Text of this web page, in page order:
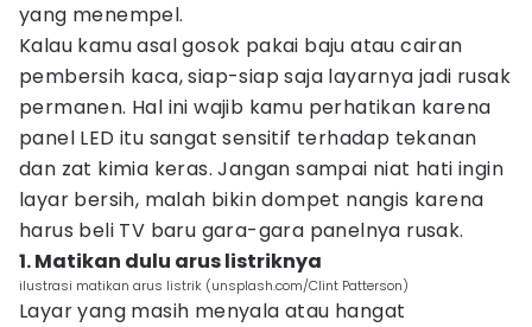
yang menempel.
Kalau kamu asal gosok pakai baju atau cairan
pembersih kaca, siap-siap saja layarnya jadi rusak
permanen. Hal ini wajib kamu perhatikan karena
panel LED itu sangat sensitif terhadap tekanan
dan zat kimia keras. Jangan sampai niat hati ingin
layar bersih, malah bikin dompet nangis karena
harus beli TV baru gara-gara panelnya rusak.
1. Matikan dulu arus listriknya
ilustrasi matikan arus listrik (unsplash.com/Clint Patterson)
Layar yang masih menyala atau hangat